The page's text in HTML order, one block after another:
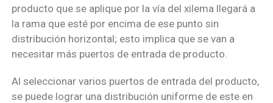
producto que se aplique por la vía del xilema llegará a
la rama que esté por encima de ese punto sin
distribución horizontal; esto implica que se van a
necesitar más puertos de entrada de producto.
Al seleccionar varios puertos de entrada del producto,
se puede lograr una distribución uniforme de este en